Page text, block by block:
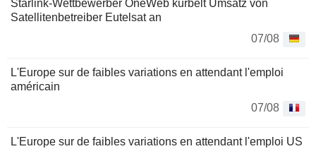
Starlink-Wettbewerber OneWeb kurbelt Umsatz von
Satellitenbetreiber Eutelsat an
07/08
L'Europe sur de faibles variations en attendant l'emploi
américain
07/08
L'Europe sur de faibles variations en attendant l'emploi US